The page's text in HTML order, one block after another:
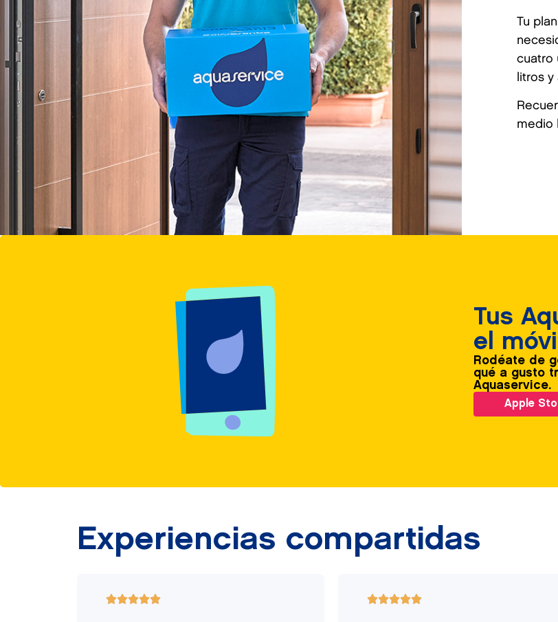
Tu
cuatro
litros
medio
Tus
el móvil
Rodéate de
qué a gusto
Aquaservice.
Apple
Experiencias compartidas